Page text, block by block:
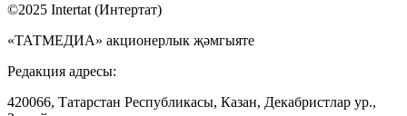
©2025 Intertat (Интертат)
«ТАТМЕДИА» акционерлык җәмгыяте
Редакция адресы:
420066, Татарстан Республикасы, Казан, Декабристлар ур.,